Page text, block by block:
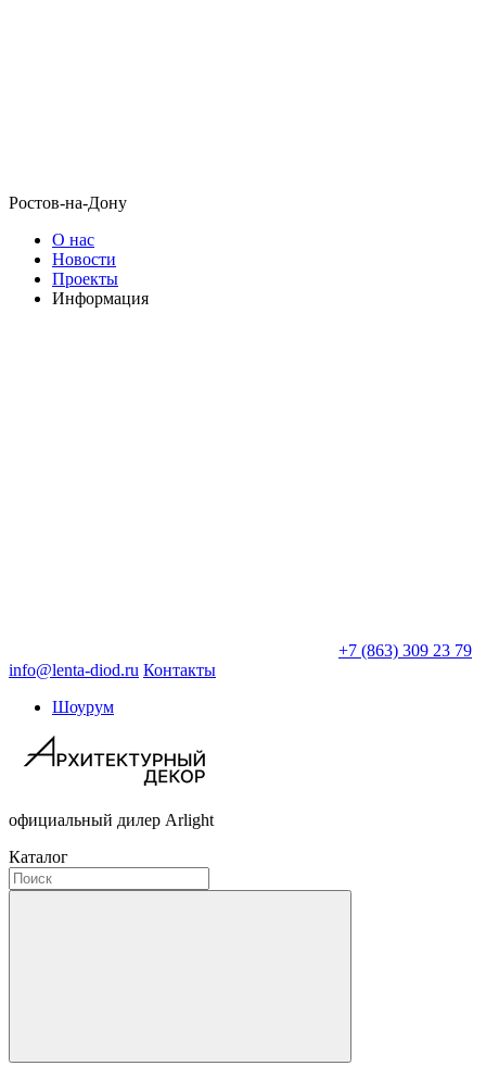
Ростов-на-Дону
О нас
Новости
Проекты
Информация
+7 (863) 309 23 79
info@lenta-diod.ru Контакты
Шоурум
официальный дилер Arlight
Каталог